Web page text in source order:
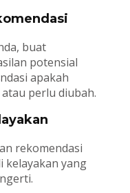
buat
potensial
apakah
perlu diubah.
rekomendasi
kelayakan yang